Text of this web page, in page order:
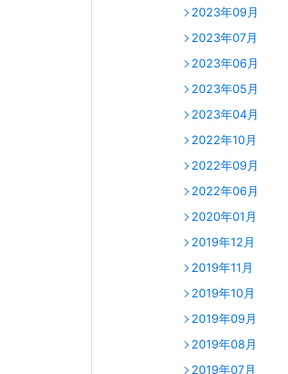
2023年09月
2023年07月
2023年06月
2023年05月
2023年04月
2022年10月
2022年09月
2022年06月
2020年01月
2019年12月
2019年11月
2019年10月
2019年09月
2019年08月
2019年07月